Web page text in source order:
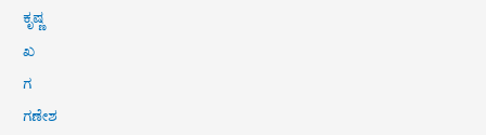
ಕೃಷ್ಣ
ಖ
ಗ
ಗಣೇಶ